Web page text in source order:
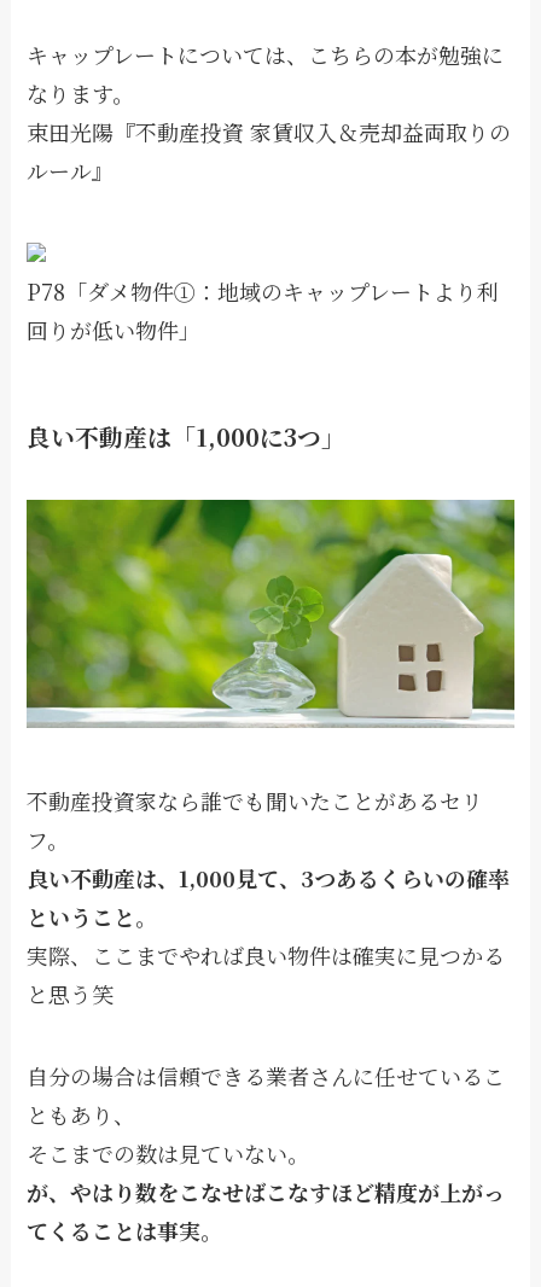
キャップレートについては、こちらの本が勉強に
なります。
束田光陽『不動産投資 家賃収入＆売却益両取りの
ルール』
P78「ダメ物件①：地域のキャップレートより利
回りが低い物件」
良い不動産は「1,000に3つ」
不動産投資家なら誰でも聞いたことがあるセリ
フ。
良い不動産は、1,000見て、3つあるくらいの確率
ということ。
実際、ここまでやれば良い物件は確実に見つかる
と思う笑
自分の場合は信頼できる業者さんに任せているこ
ともあり、
そこまでの数は見ていない。
が、やはり数をこなせばこなすほど精度が上がっ
てくることは事実。